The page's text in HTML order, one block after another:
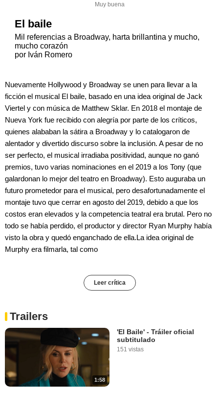
Muy buena
El baile
Mil referencias a Broadway, harta brillantina y mucho,
mucho corazón
por Iván Romero
Nuevamente Hollywood y Broadway se unen para llevar a la
ficción el musical El baile, basado en una idea original de Jack
Viertel y con música de Matthew Sklar. En 2018 el montaje de
Nueva York fue recibido con alegría por parte de los críticos,
quienes alababan la sátira a Broadway y lo catalogaron de
alentador y divertido discurso sobre la inclusión. A pesar de no
ser perfecto, el musical irradiaba positividad, aunque no ganó
premios, tuvo varias nominaciones en el 2019 a los Tony (que
galardonan lo mejor del teatro en Broadway). Esto auguraba un
futuro prometedor para el musical, pero desafortunadamente el
montaje tuvo que cerrar en agosto del 2019, debido a que los
costos eran elevados y la competencia teatral era brutal. Pero no
todo se había perdido, el productor y director Ryan Murphy había
visto la obra y quedó enganchado de ella.La idea original de
Murphy era filmarla, tal como
Leer crítica
Trailers
1:58
'El Baile' - Tráiler oficial
subtitulado
151 vistas